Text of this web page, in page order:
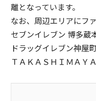
離となっています。
なお、周辺エリアにフ
セブンイレブン 博多蔵
ドラッグイレブン神屋
ＴＡＫＡＳＨＩＭＡＹ